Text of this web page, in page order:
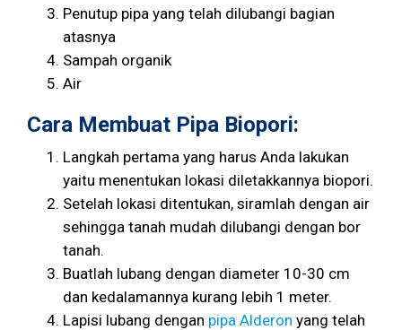
Penutup pipa yang telah dilubangi bagian
atasnya
Sampah organik
Air
Cara Membuat Pipa Biopori:
Langkah pertama yang harus Anda lakukan
yaitu menentukan lokasi diletakkannya biopori.
Setelah lokasi ditentukan, siramlah dengan air
sehingga tanah mudah dilubangi dengan bor
tanah.
Buatlah lubang dengan diameter 10-30 cm
dan kedalamannya kurang lebih 1 meter.
Lapisi lubang dengan pipa Alderon yang telah